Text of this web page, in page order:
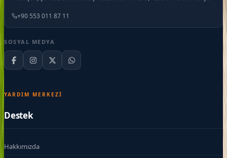
+90 553 011 87 11
SOSYAL MEDYA
YARDIM MERKEZI
Destek
Hakkımızda